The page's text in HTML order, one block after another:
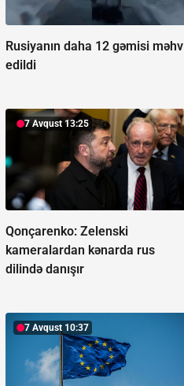
Rusiyanın daha 12 gəmisi məhv
edildi
7 Avqust 13:25
Qonçarenko:Zelenski
kameralardan kənarda rus
dilində danışır
7 Avqust 10:37